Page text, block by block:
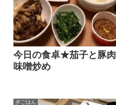
今日の食卓★茄子と豚
味噌炒め
夕ごはん